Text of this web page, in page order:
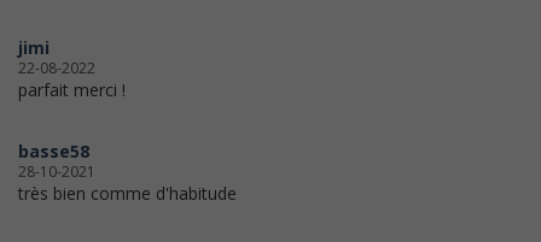
jimi
22-08-2022
parfait merci !
basse58
28-10-2021
très bien comme d'habitude